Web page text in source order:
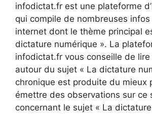
infodictat.fr est une plateforme
qui compile de nombreuses
internet dont le thème principal
dictature numérique ». La
infodictat.fr vous conseille de
autour du sujet « La dictature
chronique est produite du mieux
émettre des observations sur ce
concernant le sujet « La